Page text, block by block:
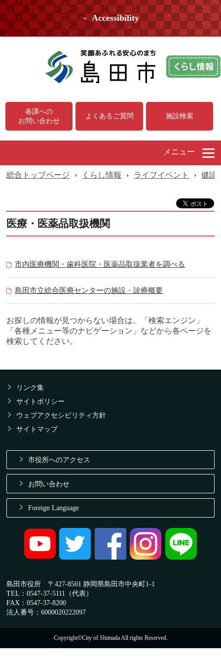
Accessibility
各課への
お問い合わせ
よくあるご質問 施設検索
メニュー
総合トップページ › くらし情報 › ライフイベント › 健診
医療・医薬品取扱機関
市内医療機関・歯科医院・医薬品取扱業者を調べる
島田市立総合医療センターの施設・診療概要
お探しの情報が見つからない場合は、「検索エンジン」
「各種メニュー等のナビゲーション」などから各ページを
検索してください。
リンク集
サイトポリシー
ウェブアクセシビリティ方針
サイトマップ
市役所へのアクセス
お問い合わせ
Foreign Language
島田市役所 〒427-8501 静岡県島田市中央町1-1
TEL：0547-37-5111（代表）
FAX：0547-37-8200
法人番号：6000020222097
Copyright©City of Shimada All rights Reserved.